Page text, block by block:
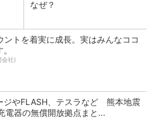
なぜ？
ントを着実に成長。実はみんなココ
会社)
ジやFLASH、テスラなど 熊本地震
電器の無償開放拠点まと...